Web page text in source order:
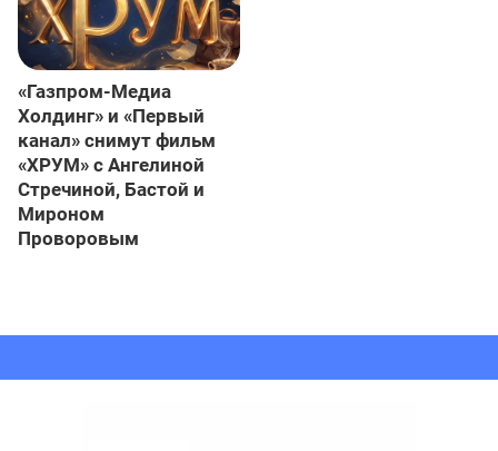
«Газпром-Медиа
Холдинг» и «Первый
канал» снимут фильм
«ХРУМ» с Ангелиной
Стречиной, Бастой и
Мироном
Проворовым